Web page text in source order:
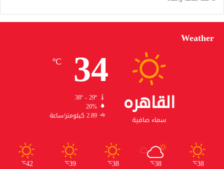
Weather
القاهره
سماء صافية
34
℃
38º - 29º
20%
2.89 كيلومتر/ساعة
38
℃
38
℃
38
℃
39
℃
42
℃